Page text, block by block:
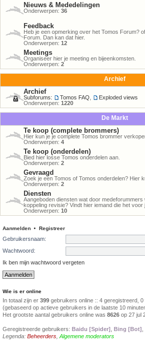
Nieuws & Mededelingen
Onderwerpen: 36
Feedback
Heb je een opmerking over het Tomos Forum?
Forum. Dan kan dat hier.
Onderwerpen: 12
Meetings
Organiseer hier je meeting en bijeenkomsten.
Onderwerpen: 2
Archief
Archief
Subforums: Tomos FAQ
Exploded views
Onderwerpen: 1220
De Markt
Te koop (complete brommers)
Hier kun je je complete Tomos brommer
Onderwerpen: 4
Te koop (onderdelen)
Bied hier losse Tomos onderdelen aan.
Onderwerpen: 2
Gevraagd
Zoek je een Tomos of Tomos onderdelen? Hier
Onderwerpen: 2
Diensten
Aangeboden diensten wat door
koppeling revisie? Vindt hier iemand die het voor
Onderwerpen: 10
Aanmelden • Registreer
Gebruikersnaam:
Wachtwoord:
Ik ben mijn wachtwoord vergeten
Wie is er online
In totaal zijn er 399 gebruikers online :: 4 geregistreerd,
(gebaseerd op actieve gebruikers in de laatste 10
Het grootste aantal gebruikers online was 8626 op 27 jul
Geregistreerde gebruikers: Baidu [Spider] Bing [Bot]
Legenda: Beheerders Algemene moderators